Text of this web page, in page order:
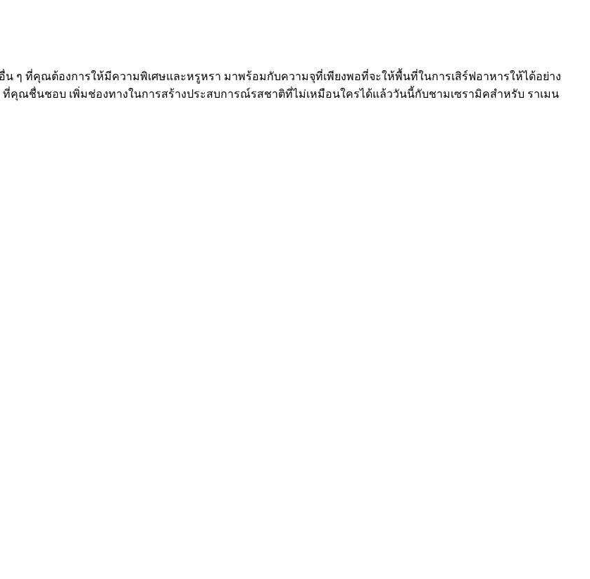
ๆ ที่คุณต้องการให้มีความพิเศษและหรูหรา มาพร้อมกับความจุที่เพียงพอที่จะให้พื้นที่ในการเสิร์ฟอาหารให้ได้อย่าง
ที่คุณชื่นชอบ เพิ่มช่องทางในการสร้างประสบการณ์รสชาติที่ไม่เหมือนใครได้แล้ววันนี้กับชามเซรามิคสำหรับ ราเมน